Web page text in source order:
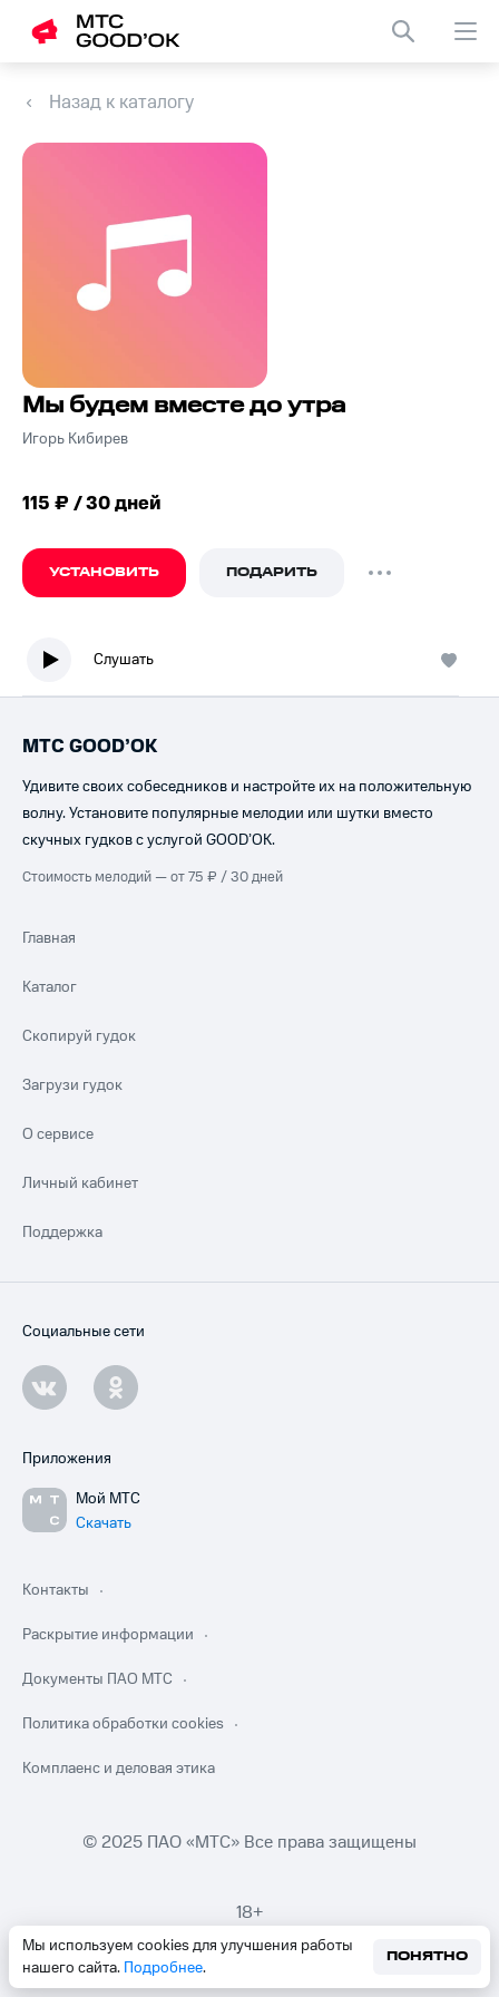
Назад к каталогу
Мы будем вместе до утра
Игорь Кибирев
115 ₽ / 30 дней
УСТАНОВИТЬ ПОДАРИТЬ
Слушать
Мы используем cookies для улучшения работы
нашего сайта. Подробнее.
ПОНЯТНО
МТС GOOD’OK
Удивите своих собеседников и настройте их на положительную
волну. Установите популярные мелодии или шутки вместо
скучных гудков с услугой GOOD’OK.
Стоимость мелодий — от 75 ₽ / 30 дней
Главная
Каталог
Скопируй гудок
Загрузи гудок
О сервисе
Личный кабинет
Поддержка
Социальные сети
Приложения
Мой МТС
Скачать
Контакты
Раскрытие информации
Документы ПАО МТС
Политика обработки cookies
Комплаенс и деловая этика
© 2025 ПАО «МТС» Все права защищены
18+